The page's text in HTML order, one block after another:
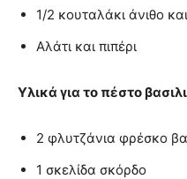
1/2 κουταλάκι άνιθο
Αλάτι και πιπέρι
Υλικά για το πέστο
2 φλυτζάνια φρέσκο
1 σκελίδα σκόρδο